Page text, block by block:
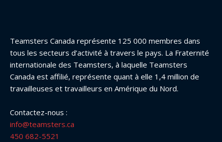
Teamsters Canada représente 125 000 membres dans
tous les secteurs d’activité à travers le pays. La Fraternité
internationale des Teamsters, à laquelle Teamsters
Canada est affilié, représente quant à elle 1,4 million de
travailleuses et travailleurs en Amérique du Nord.
Contactez-nous :
info@teamsters.ca
450 682-5521